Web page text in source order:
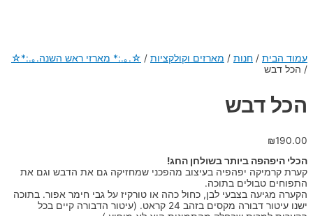
עמוד הבית / חנות / מארזים וקולקציות / ☆.｡.:* מארזי ראש השנה.｡.:*☆
/ הכל דבש
הכל דבש
₪190.00
הכלי היפהפה ביותר בשולחן החג!
קערת קרמיקה יפהפיה בעיצוב מהפכני שמחזיקה גם את הדבש וגם את
התפוחים טבולים בתוכה.
הקערה מגיעה בצבעי לבן, כחול כהה או טורקיז על גבי חימר אפור. בתוכה
ישנו עיטור דבורה מקסים בזהב 24 קראט. (עיטור הדבורה קיים בכל